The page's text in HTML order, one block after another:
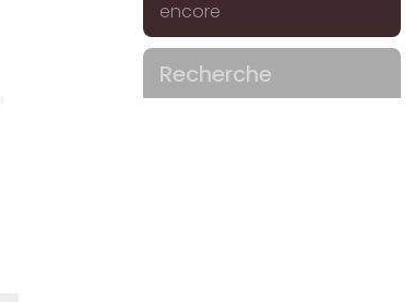
encore
Recherche